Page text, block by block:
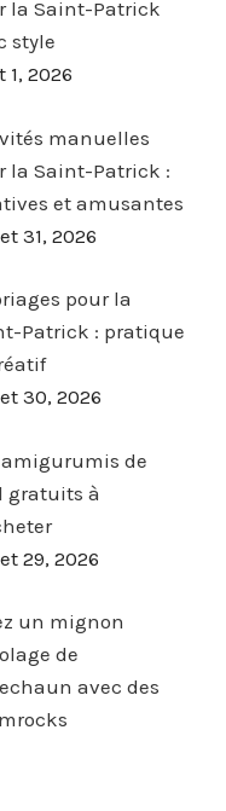
la Saint-Patrick
style
1, 2026
manuelles
la Saint-Patrick :
et amusantes
31, 2026
pour la
Patrick : pratique
30, 2026
amigurumis de
gratuits à
29, 2026
un mignon
de
avec des